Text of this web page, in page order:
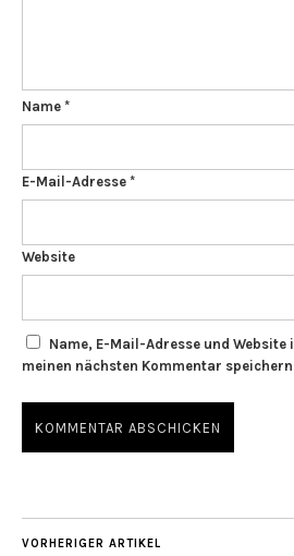
Name *
E-Mail-Adresse *
Website
Name, E-Mail-Adresse und
meinen nächsten Kommentar
VORHERIGER ARTIKEL